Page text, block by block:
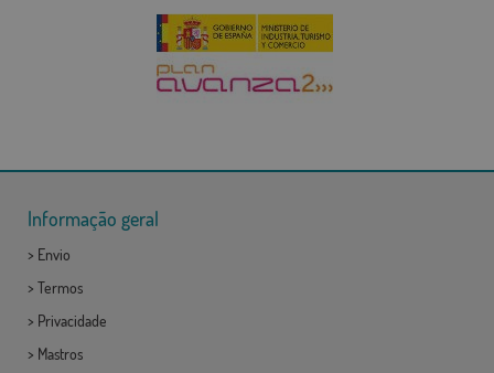
Informação geral
> Envio
> Termos
> Privacidade
> Mastros